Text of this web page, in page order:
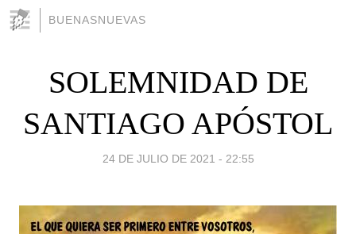
BUENASNUEVAS
SOLEMNIDAD DE
SANTIAGO APÓSTOL
24 DE JULIO DE 2021 - 22:55